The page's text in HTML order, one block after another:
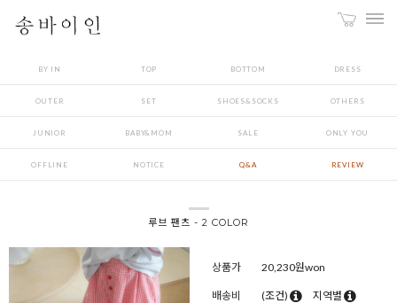
BY IN TOP BOTTOM DRESS
OUTER SET SHOES&SOCKS OTHERS
JUNIOR BABY&MOM SALE ONLY YOU
OFFLINE NOTICE Q&A REVIEW
루브 팬츠 - 2 COLOR
상품가 20,230원won
배송비 (조건) 지역별